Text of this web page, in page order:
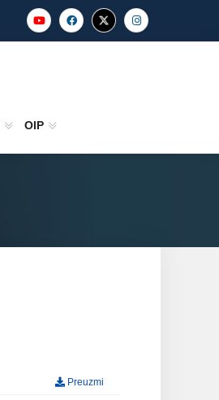
OIP
Preuzmi